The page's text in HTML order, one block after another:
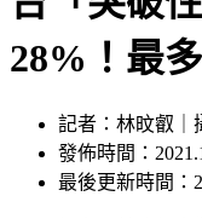
台「突破
28%！最
記者：林旼叡｜
發佈時間：